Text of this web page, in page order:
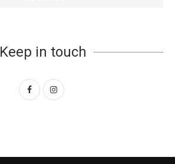
Keep in touch